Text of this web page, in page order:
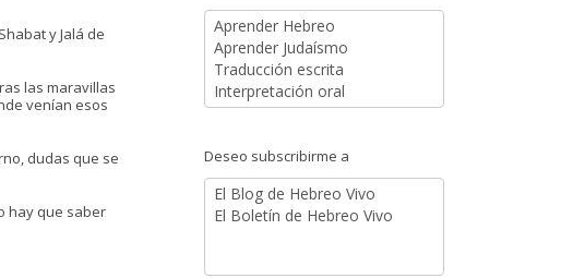
y Jalá de
las maravillas
venían esos
dudas que se
hay que saber
Deseo subscribirme a